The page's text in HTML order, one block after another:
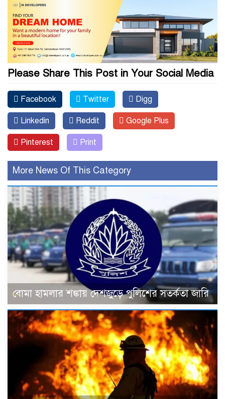
Please Share This Post in Your Social Media
Facebook Twitter Digg
Linkedin Reddit Google Plus
Pinterest Print
More News Of This Category
বোমা হামলার শঙ্কায় দেশজুড়ে পুলিশের সতর্কতা জারি